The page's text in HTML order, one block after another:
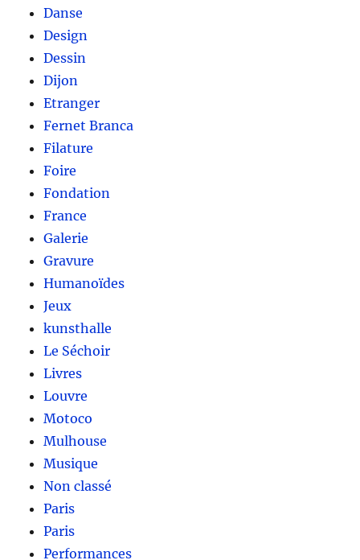
Danse
Design
Dessin
Dijon
Etranger
Fernet Branca
Filature
Foire
Fondation
France
Galerie
Gravure
Humanoïdes
Jeux
kunsthalle
Le Séchoir
Livres
Louvre
Motoco
Mulhouse
Musique
Non classé
Paris
Paris
Performances